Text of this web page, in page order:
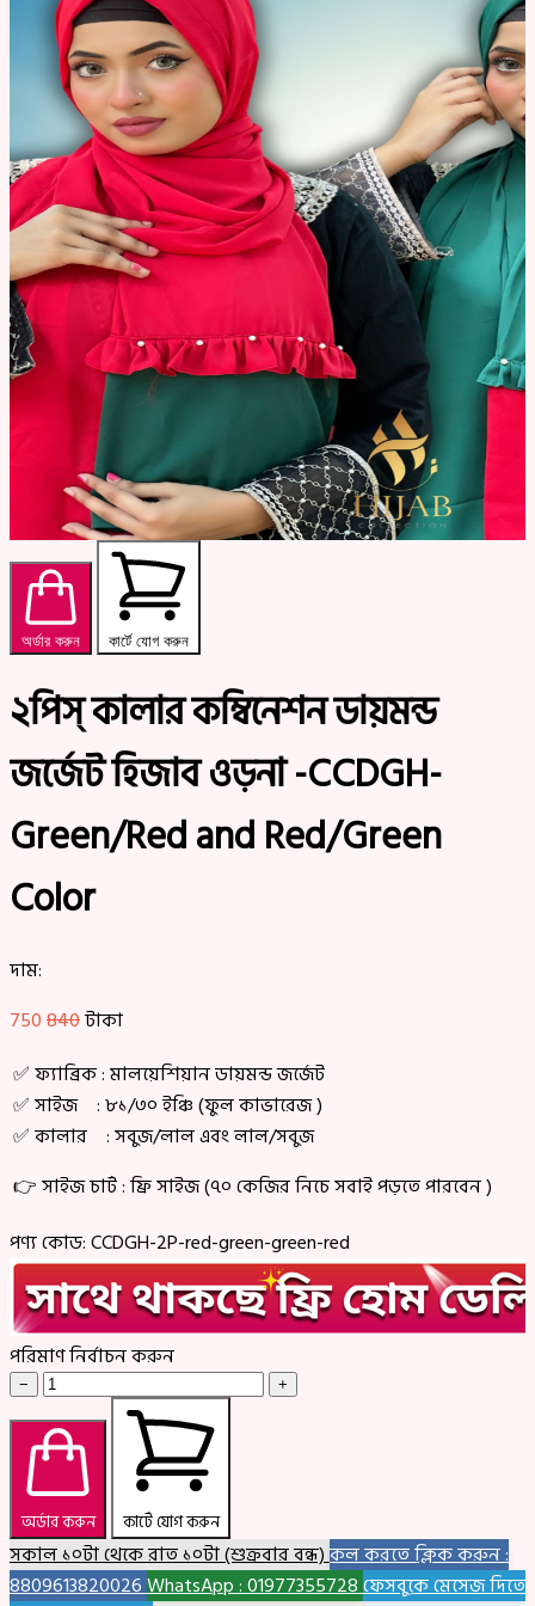
অর্ডার করুন কার্টে যোগ করুন
২পিস্ কালার কম্বিনেশন ডায়মন্ড
জর্জেট হিজাব ওড়না -CCDGH-
Green/Red and Red/Green
Color
দাম:
750840টাকা
✅ ফ্যাব্রিক : মালয়েশিয়ান ডায়মন্ড জর্জেট
✅ সাইজ : ৮১/৩০ ইঞ্চি (ফুল কাভারেজ )
✅ কালার : সবুজ/লাল এবং লাল/সবুজ
👉 সাইজ চার্ট : ফ্রি সাইজ (৭০ কেজির নিচে সবাই পড়তে পারবেন )
পণ্য কোড:CCDGH-2P-red-green-green-red
পরিমাণ নির্বাচন করুন
− +
অর্ডার করুন কার্টে যোগ করুন
সকাল ১০টা থেকে রাত ১০টা (শুক্রবার বন্ধ)কল করতে ক্লিক করুন :
8809613820026WhatsApp : 01977355728ফেসবুকে মেসেজ দিতে